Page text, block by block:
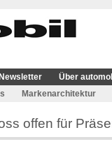
Newsletter Über
Markenarchitektur
offen für